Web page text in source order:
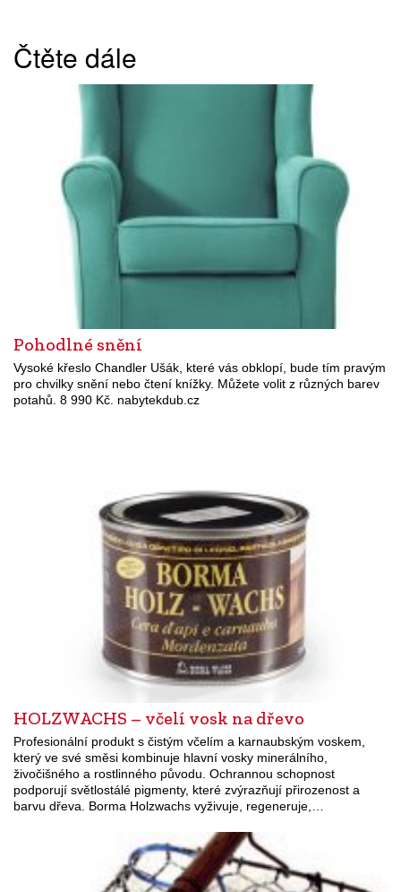
Čtěte dále
Pohodlné snění
Vysoké křeslo Chandler Ušák, které vás obklopí, bude tím pravým
pro chvilky snění nebo čtení knížky. Můžete volit z různých barev
potahů. 8 990 Kč. nabytekdub.cz
HOLZWACHS – včelí vosk na dřevo
Profesionální produkt s čistým včelím a karnaubským voskem,
který ve své směsi kombinuje hlavní vosky minerálního,
živočišného a rostlinného původu. Ochrannou schopnost
podporují světlostálé pigmenty, které zvýrazňují přirozenost a
barvu dřeva. Borma Holzwachs vyživuje, regeneruje,…